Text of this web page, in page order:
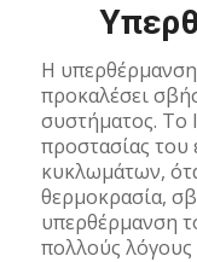
Η
προκαλέσει
συστήματος. To
προστασίας του
κυκλωμάτων,
θερμοκρασία,
υπερθέρμανση
πολλούς λόγους